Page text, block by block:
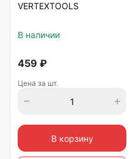
VERTEXTOOLS
В наличии
459 ₽
Цена за шт.
В корзину